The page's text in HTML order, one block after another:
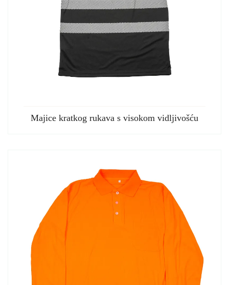
Majice kratkog rukava s visokom vidljivošću